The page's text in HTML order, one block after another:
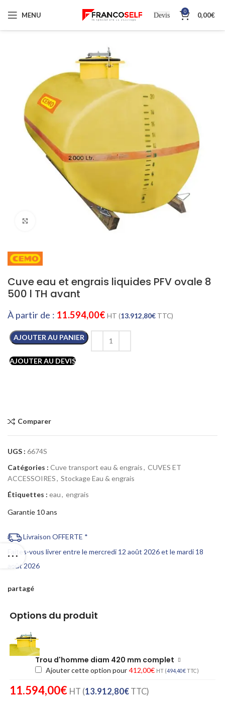
MENU Devis 0 0,00€
Cliquez pour agrandir
Cuve eau et engrais liquides PFV ovale 8
500 l TH avant
À partir de : 11.594,00€ HT (13.912,80€ TTC)
AJOUTER AU PANIER
AJOUTER AU DEVIS
Comparer
UGS : 6674S
Catégories : Cuve transport eau & engrais, CUVES ET
ACCESSOIRES, Stockage Eau & engrais
Étiquettes : eau, engrais
Garantie 10 ans
Livraison OFFERTE *
Faites-vous livrer entre le mercredi 12 août 2026 et le mardi 18
août 2026
partagé
Options du produit
Trou d'homme diam 420 mm complet
Ajouter cette option pour 412,00€ HT (494,40€TTC)
11.594,00€ HT (13.912,80€ TTC)